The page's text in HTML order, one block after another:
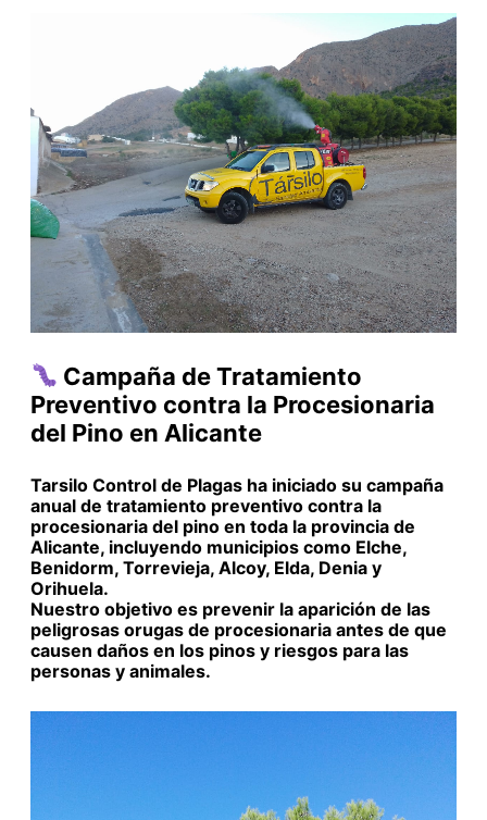
Campaña de Tratamiento
Preventivo contra la Procesionaria
del Pino en Alicante
Tarsilo Control de Plagas ha iniciado su campaña
anual de tratamiento preventivo contra la
procesionaria del pino en toda la provincia de
Alicante, incluyendo municipios como Elche,
Benidorm, Torrevieja, Alcoy, Elda, Denia y
Orihuela.
Nuestro objetivo es prevenir la aparición de las
peligrosas orugas de procesionaria antes de que
causen daños en los pinos y riesgos para las
personas y animales.